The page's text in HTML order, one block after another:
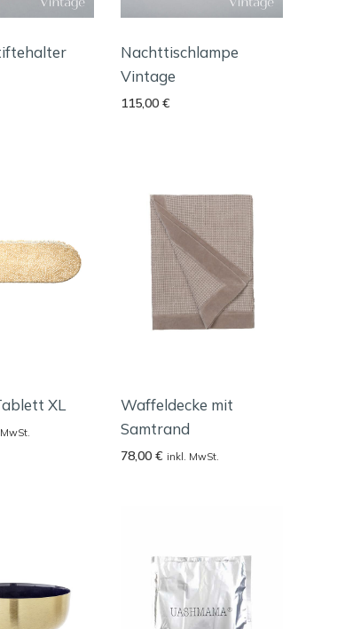
Nachttischlampe
Vintage
115,00€
XL
Waffeldecke mit
Samtrand
78,00€ inkl. MwSt.